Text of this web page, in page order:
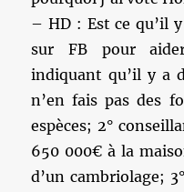
– HD : Est ce qu’il
sur FB pour
indiquant qu’il y a
n’en fais pas des
espèces; 2°
650 000€ à la
d’un cambriolage;